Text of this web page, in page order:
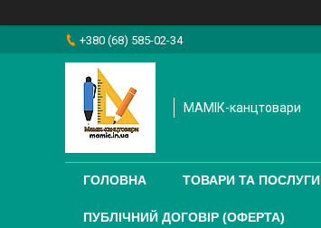
+380 (68) 585-02-34
МАМІК-канцтовари
ГОЛОВНА ТОВАРИ ТА ПОСЛУГИ
ПУБЛІЧНИЙ ДОГОВІР (ОФЕРТА)